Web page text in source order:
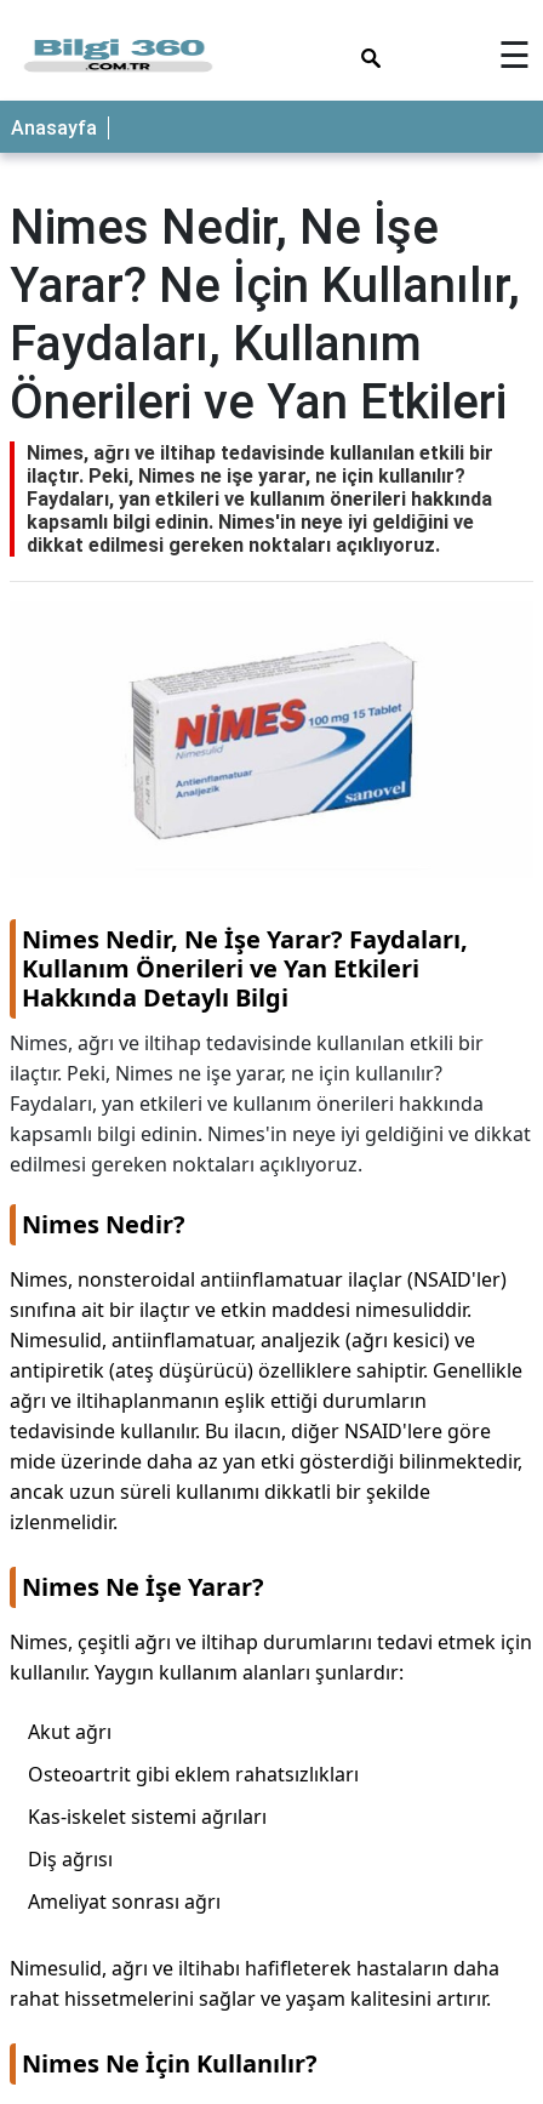
ANASAYFA
☰
Anasayfa
Nimes Nedir, Ne İşe
Yarar? Ne İçin Kullanılır,
Faydaları, Kullanım
Önerileri ve Yan Etkileri
Nimes, ağrı ve iltihap tedavisinde kullanılan etkili bir
ilaçtır. Peki, Nimes ne işe yarar, ne için kullanılır?
Faydaları, yan etkileri ve kullanım önerileri hakkında
kapsamlı bilgi edinin. Nimes'in neye iyi geldiğini ve
dikkat edilmesi gereken noktaları açıklıyoruz.
Nimes Nedir, Ne İşe Yarar? Faydaları,
Kullanım Önerileri ve Yan Etkileri
Hakkında Detaylı Bilgi
Nimes, ağrı ve iltihap tedavisinde kullanılan etkili bir
ilaçtır. Peki, Nimes ne işe yarar, ne için kullanılır?
Faydaları, yan etkileri ve kullanım önerileri hakkında
kapsamlı bilgi edinin. Nimes'in neye iyi geldiğini ve dikkat
edilmesi gereken noktaları açıklıyoruz.
Nimes Nedir?
Nimes, nonsteroidal antiinflamatuar ilaçlar (NSAID'ler)
sınıfına ait bir ilaçtır ve etkin maddesi nimesuliddir.
Nimesulid, antiinflamatuar, analjezik (ağrı kesici) ve
antipiretik (ateş düşürücü) özelliklere sahiptir. Genellikle
ağrı ve iltihaplanmanın eşlik ettiği durumların
tedavisinde kullanılır. Bu ilacın, diğer NSAID'lere göre
mide üzerinde daha az yan etki gösterdiği bilinmektedir,
ancak uzun süreli kullanımı dikkatli bir şekilde
izlenmelidir.
Nimes Ne İşe Yarar?
Nimes, çeşitli ağrı ve iltihap durumlarını tedavi etmek için
kullanılır. Yaygın kullanım alanları şunlardır:
Akut ağrı
Osteoartrit gibi eklem rahatsızlıkları
Kas-iskelet sistemi ağrıları
Diş ağrısı
Ameliyat sonrası ağrı
Nimesulid, ağrı ve iltihabı hafifleterek hastaların daha
rahat hissetmelerini sağlar ve yaşam kalitesini artırır.
Nimes Ne İçin Kullanılır?